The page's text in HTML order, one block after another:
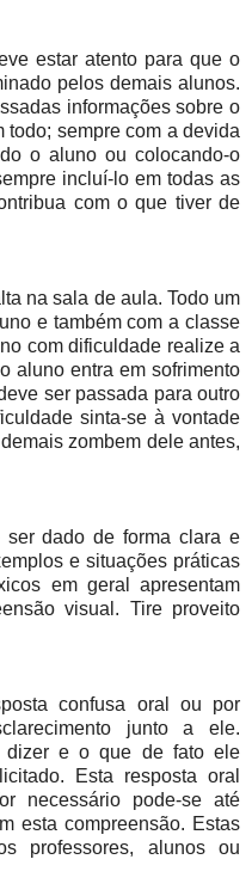
estar atento para que o
pelos demais alunos.
informações sobre o
todo; sempre com a devida
o aluno ou colocando-o
incluí-lo em todas as
com o que tiver de
na sala de aula. Todo um
e também com a classe
com dificuldade realize a
aluno entra em sofrimento
ser passada para outro
sinta-se à vontade
zombem dele antes,
ser dado de forma clara e
e situações práticas
em geral apresentam
visual. Tire proveito
confusa oral ou por
junto a ele.
dizer e o que de fato ele
Esta resposta oral
necessário pode-se até
esta compreensão. Estas
professores, alunos ou